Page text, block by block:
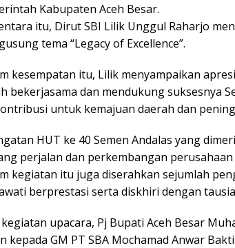
Kabupaten Aceh Besar.
itu, Dirut SBI Lilik Unggul Raharjo
tema “Legacy of Excellence”.
kesempatan itu, Lilik menyampaikan
bekerjasama dan mendukung suksesnya
untuk kemajuan daerah dan
HUT ke 40 Semen Andalas yang
perjalan dan perkembangan
kegiatan itu juga diserahkan sejumlah
berprestasi serta diskhiri dengan
upacara, Pj Bupati Aceh Besar
kepada GM PT SBA Mochamad Anwar